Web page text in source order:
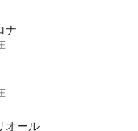
ナ
オール